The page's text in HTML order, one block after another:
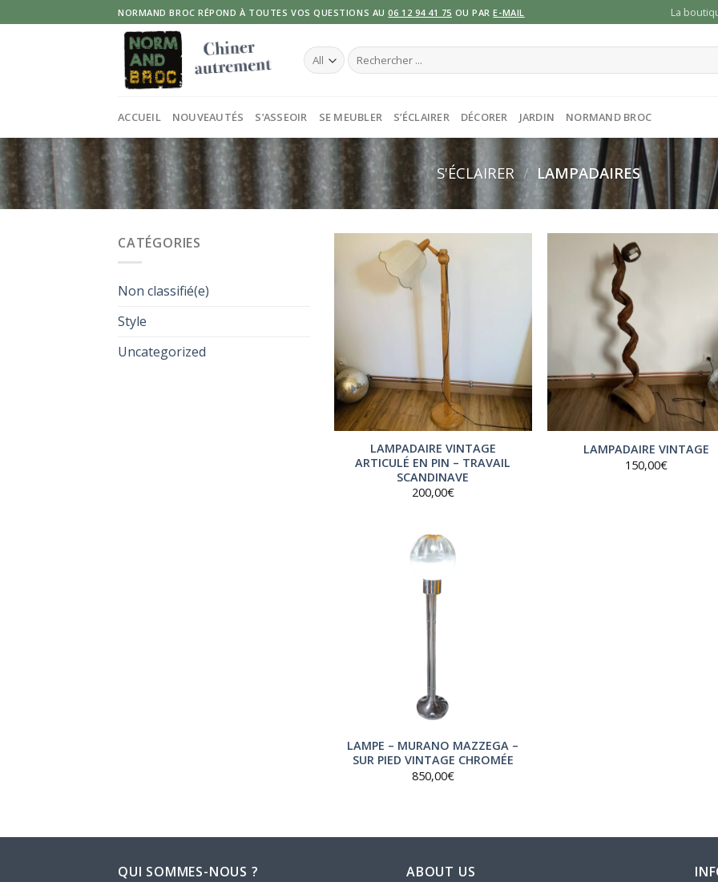
to
NORMAND BROC RÉPOND À TOUTES VOS QUESTIONS AU06 12 94 41 75 OU PARE-MAIL La
Recherche
pour :
ACCUEIL NOUVEAUTÉS S’ASSEOIR SE MEUBLER S’ÉCLAIRER DÉCORER JARDIN NORMAND BROC
S'ÉCLAIRER / LAMPADAIRES
CATÉGORIES
Non classifié(e)
Style
Uncategorized
LAMPADAIRE VINTAGE
ARTICULÉ EN PIN – TRAVAIL
SCANDINAVE
200,00€
LAMPADAIRE VINTAGE
150,00€
LAMPE – MURANO MAZZEGA –
SUR PIED VINTAGE CHROMÉE
850,00€
QUI SOMMES-NOUS ? ABOUT US